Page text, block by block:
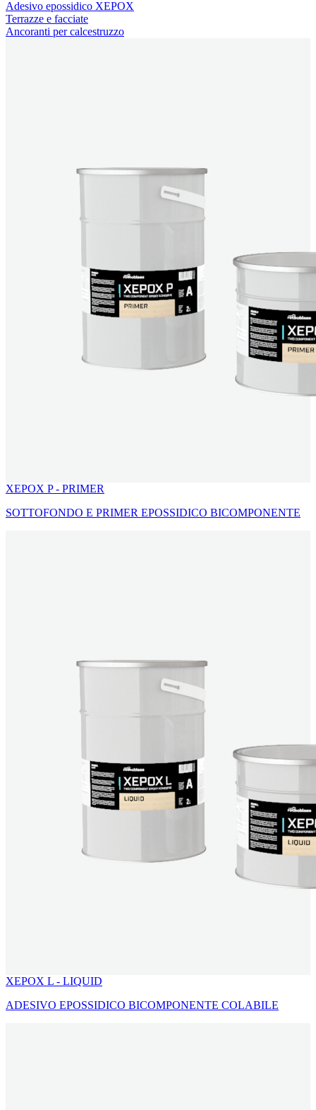
Adesivo epossidico XEPOX
Terrazze e facciate
Ancoranti per calcestruzzo
XEPOX P - PRIMER
SOTTOFONDO E PRIMER EPOSSIDICO BICOMPONENTE
XEPOX L - LIQUID
ADESIVO EPOSSIDICO BICOMPONENTE COLABILE